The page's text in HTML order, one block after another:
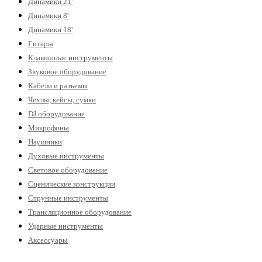
Динамики 8'
Динамики 18'
Гитары
Клавишные инструменты
Звуковое оборудование
Кабели и разъемы
Чехлы, кейсы, сумки
DJ оборудование
Микрофоны
Наушники
Духовые инструменты
Световое оборудование
Сценические конструкции
Струнные инструменты
Трансляционное оборудование
Ударные инструменты
Аксессуары